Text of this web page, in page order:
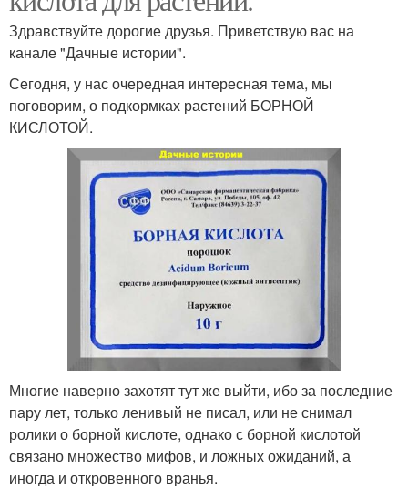
Здравствуйте дорогие друзья. Приветствую вас на
канале "Дачные истории".
Сегодня, у нас очередная интересная тема, мы
поговорим, о подкормках растений БОРНОЙ
КИСЛОТОЙ.
Многие наверно захотят тут же выйти, ибо за последние
пару лет, только ленивый не писал, или не снимал
ролики о борной кислоте, однако с борной кислотой
связано множество мифов, и ложных ожиданий, а
иногда и откровенного вранья.